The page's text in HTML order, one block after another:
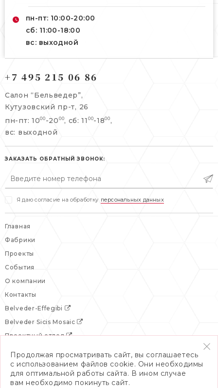
пн-пт: 10:00-20:00
сб: 11:00-18:00
вс: выходной
121165, г. Москва,Кутузовский пр-т, 26
+7 495 215 06 86
info@belveder-e.ru
пн-пт: 10:00-20:00
сб, вс: выходной
121165, г. Москва,
+7 495 477 45 43
info@belveder-e.ru
пн-пт: 10:00-19:00
вс: выходной
+7 495 215 06 86
Салон “Бельведер”,
Кутузовский пр-т, 26
пн-пт: 1000 -20 00, сб: 11 00-1800 ,
вс: выходной
ЗАКАЗАТЬ ОБРАТНЫЙ ЗВОНОК:
Я даю согласие на обработку персональных данных
Главная
Фабрики
Проекты
События
О компании
Контакты
Belveder-Effegibi
Belveder Sicis Mosaic
Проектный отдел
Продолжая просматривать сайт, вы соглашаетесь
с использованием файлов cookie. Они необходимы
для оптимальной работы сайта. В ином случае
вам необходимо покинуть сайт.